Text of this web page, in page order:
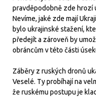
pravděpodobně zde hrozí
Nevíme, jaké zde mají
bylo ukrajinské stažení,
předejít a zároveň by
obráncům v této části
Záběry z ruských dronů
Veselé. Ty probíhají na
že ruskému postupu je